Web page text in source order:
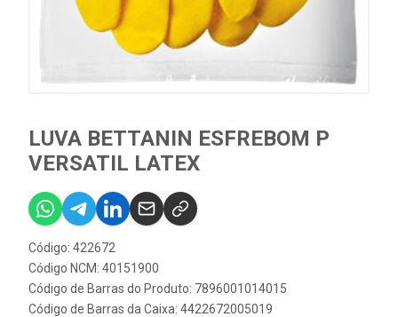
LUVA BETTANIN ESFREBOM P
VERSATIL LATEX
Código: 422672
Código NCM: 40151900
Código de Barras do Produto: 7896001014015
Código de Barras da Caixa: 4422672005019